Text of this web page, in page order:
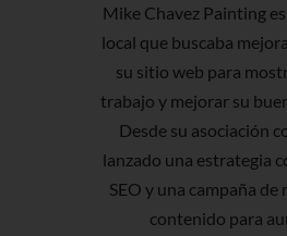
Mike Chavez Painting
local que buscaba
su sitio web para
trabajo y mejorar su
Desde su asociación
lanzado una estrategia
SEO y una campaña
contenido para